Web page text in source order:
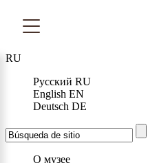
RU
Русский RU
English EN
Deutsch DE
О музее